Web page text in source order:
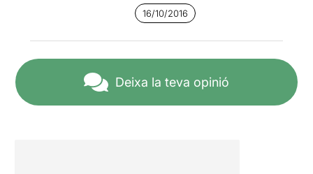
16/10/2016
Deixa la teva opinió